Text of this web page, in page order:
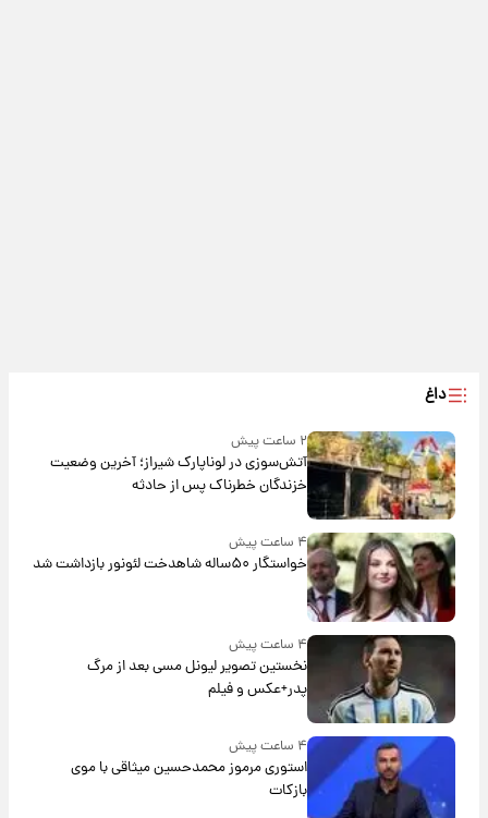
داغ
۲ ساعت پیش
آتش‌سوزی در لوناپارک شیراز؛ آخرین وضعیت
خزندگان خطرناک پس از حادثه
۴ ساعت پیش
خواستگار ۵۰ساله شاهدخت لئونور بازداشت شد
نخستین تصویر لیونل مسی بعد از مرگ
پدر+عکس و فیلم
۴ ساعت پیش
استوری مرموز محمدحسین میثاقی با موی
بازکات